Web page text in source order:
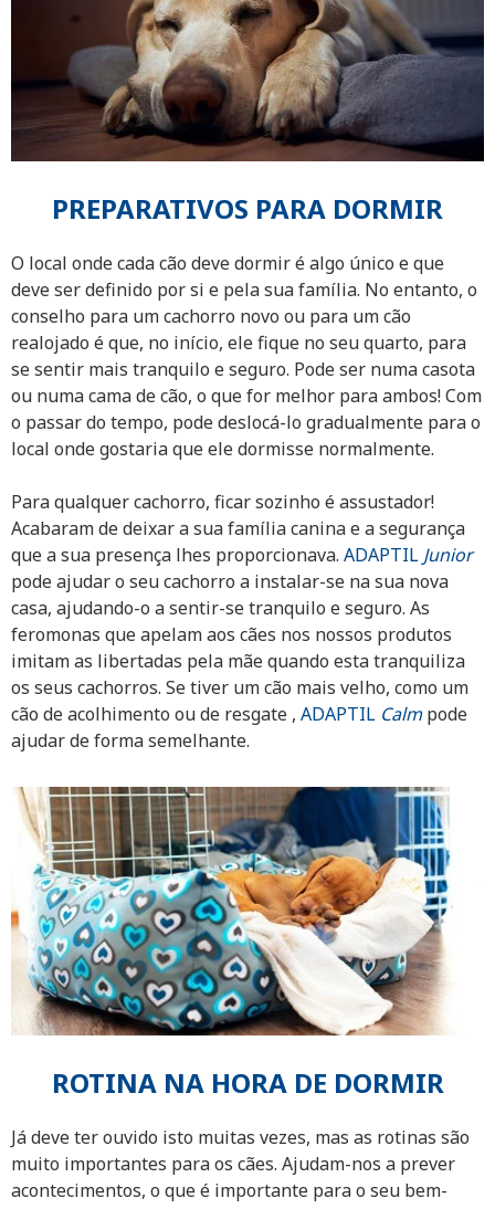
PREPARATIVOS PARA DORMIR
O local onde cada cão deve dormir é algo único e que
deve ser definido por si e pela sua família. No entanto, o
conselho para um cachorro novo ou para um cão
realojado é que, no início, ele fique no seu quarto, para
se sentir mais tranquilo e seguro. Pode ser numa casota
ou numa cama de cão, o que for melhor para ambos! Com
o passar do tempo, pode deslocá-lo gradualmente para o
local onde gostaria que ele dormisse normalmente.
Para qualquer cachorro, ficar sozinho é assustador!
Acabaram de deixar a sua família canina e a segurança
que a sua presença lhes proporcionava. ADAPTIL Junior
pode ajudar o seu cachorro a instalar-se na sua nova
casa, ajudando-o a sentir-se tranquilo e seguro. As
feromonas que apelam aos cães nos nossos produtos
imitam as libertadas pela mãe quando esta tranquiliza
os seus cachorros. Se tiver um cão mais velho, como um
cão de acolhimento ou de resgate , ADAPTIL Calmpode
ajudar de forma semelhante.
ROTINA NA HORA DE DORMIR
Já deve ter ouvido isto muitas vezes, mas as rotinas são
muito importantes para os cães. Ajudam-nos a prever
acontecimentos, o que é importante para o seu bem-